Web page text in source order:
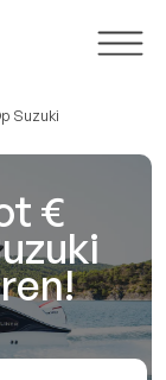
Suzuki
€